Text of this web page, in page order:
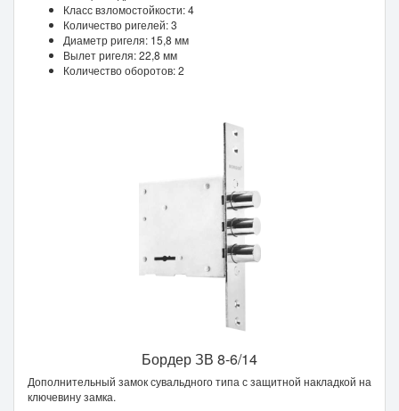
Класс взломостойкости: 4
Количество ригелей: 3
Диаметр ригеля: 15,8 мм
Вылет ригеля: 22,8 мм
Количество оборотов: 2
Бордер ЗВ 8-6/14
Дополнительный замок сувальдного типа с защитной накладкой на
ключевину замка.